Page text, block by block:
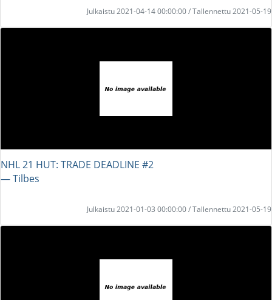
Julkaistu 2021-04-14 00:00:00 / Tallennettu 2021-05-19
NHL 21 HUT: TRADE DEADLINE #2
― Tilbes
Julkaistu 2021-01-03 00:00:00 / Tallennettu 2021-05-19